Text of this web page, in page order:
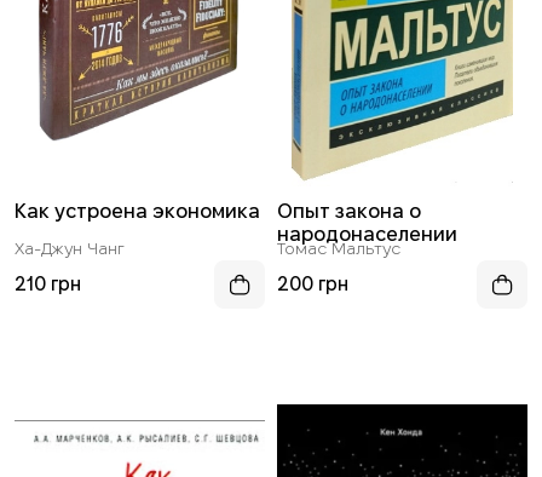
Как устроена экономика
Ха-Джун Чанг
210 грн
Опыт закона о
народонаселении
Томас Мальтус
200 грн